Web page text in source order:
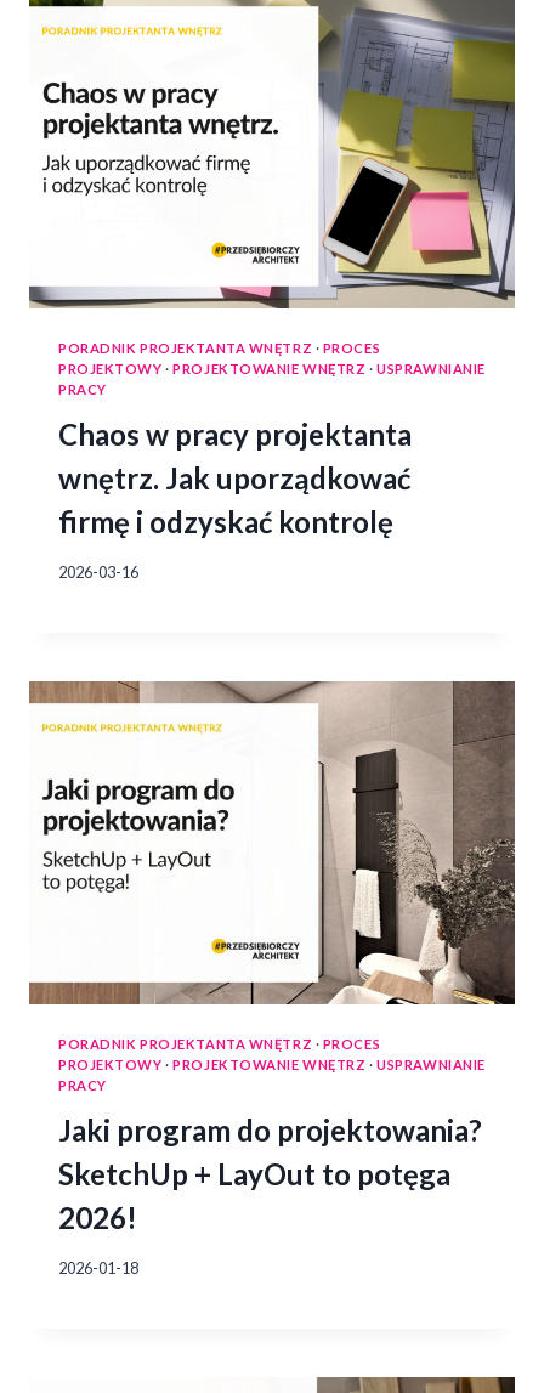
PORADNIK PROJEKTANTA WNĘTRZ · PROCES
PROJEKTOWY ·PROJEKTOWANIE WNĘTRZ ·USPRAWNIANIE
PRACY
Chaos w pracy projektanta
wnętrz. Jak uporządkować
firmę i odzyskać kontrolę
2026-03-16
PORADNIK PROJEKTANTA WNĘTRZ · PROCES
PROJEKTOWY ·PROJEKTOWANIE WNĘTRZ ·USPRAWNIANIE
PRACY
Jaki program do projektowania?
SketchUp + LayOut to potęga
2026!
2026-01-18